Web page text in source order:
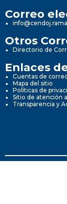
Correo
Otros
Directorio de
Enlaces
Cuentas de
Mapa del sitio
Políticas de
Sitio de atención
Transparencia y